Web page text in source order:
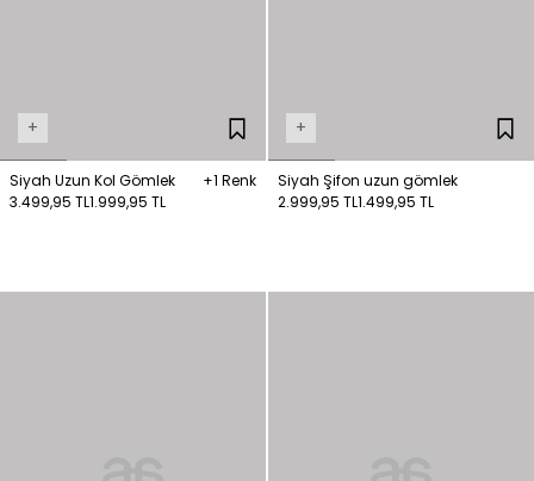
+
Siyah Uzun Kol Gömlek
+1 Renk
3.499,95 TL1.999,95 TL
+
Siyah Şifon uzun gömlek
2.999,95 TL1.499,95 TL